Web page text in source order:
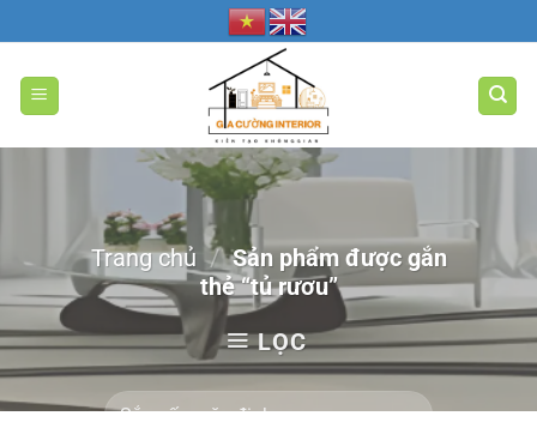
qua
nội
dung
Trang chủ / Sản phẩm được gắn
thẻ “tủ rươu”
LỌC